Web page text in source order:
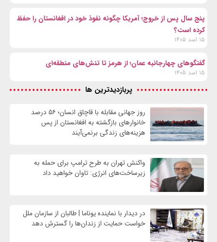
پنج سال پس از خروج؛ آمریکا چگونه نفوذ خود در افغانستان را حفظ
کرده است؟
۱۵ اسد ۱۴۰۵
گفتگوهای چهارجانبه عمان؛ از هرمز تا تنش‌های منطقه‌ای
۱۵ اسد ۱۴۰۵
پربازدیدترین ها
روز جهانی مقابله با قاچاق انسان؛ ۵۶ درصد
خانوارهای بازگشته به افغانستان از پس
هزینه‌های زندگی برنمی‌آیند
واکنش تهران به طرح ترامپ برای حمله به
زیرساخت‌های انرژی: تاوان خواهید داد
در دیدار با نماینده یوناما | طالبان از سازمان ملل
خواست حمایت از زندان‌ها را گسترش دهد